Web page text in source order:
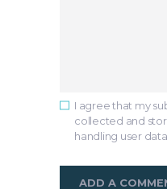
I agree that my
collected and
handling user